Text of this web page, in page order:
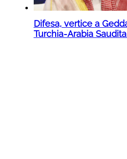
Difesa, vertice a
Turchia-Arabia